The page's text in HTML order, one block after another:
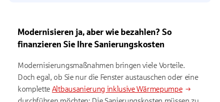
Modernisieren ja, aber wie bezahlen? So
finanzieren Sie Ihre Sanierungskosten
Modernisierungsmaßnahmen bringen viele Vorteile.
Doch egal, ob Sie nur die Fenster austauschen oder eine
komplette Altbausanierung inklusive Wärmepumpe